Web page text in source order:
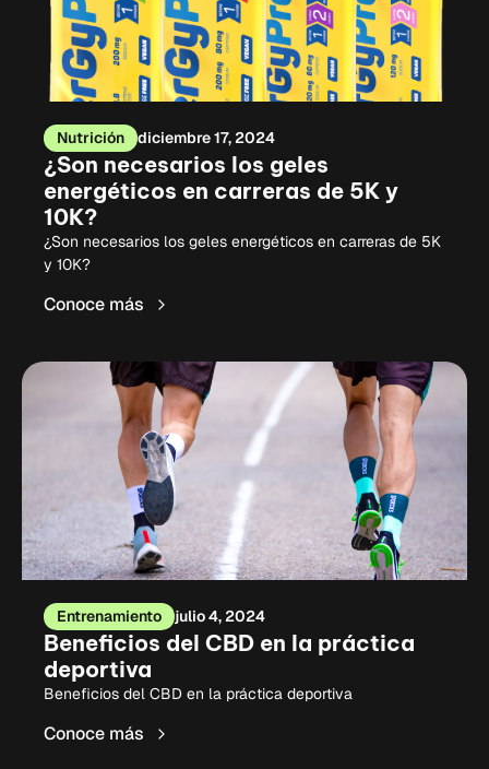
Nutrición diciembre 17, 2024
¿Son necesarios los geles
energéticos en carreras de 5K y
10K?
¿Son necesarios los geles energéticos en carreras de 5K
y 10K?
Conoce más
Entrenamiento julio 4, 2024
Beneficios del CBD en la práctica
deportiva
Beneficios del CBD en la práctica deportiva
Conoce más